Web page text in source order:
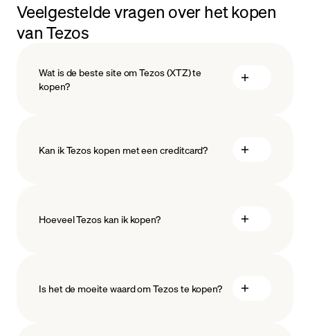
Veelgestelde vragen over het kopen
van Tezos
Wat is de beste site om Tezos (XTZ) te
kopen?
Kan ik Tezos kopen met een creditcard?
Hoeveel Tezos kan ik kopen?
Is het de moeite waard om Tezos te kopen?